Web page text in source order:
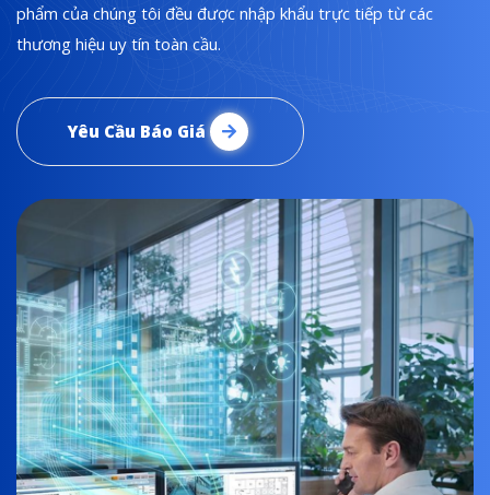
phẩm của chúng tôi đều được nhập khẩu trực tiếp từ các
thương hiệu uy tín toàn cầu.
Yêu Cầu Báo Giá